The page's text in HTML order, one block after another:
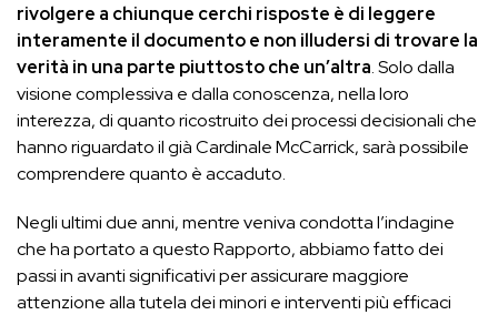
rivolgere a chiunque cerchi risposte è di leggere
interamente il documento e non illudersi di trovare la
verità in una parte piuttosto che un’altra. Solo dalla
visione complessiva e dalla conoscenza, nella loro
interezza, di quanto ricostruito dei processi decisionali che
hanno riguardato il già Cardinale McCarrick, sarà possibile
comprendere quanto è accaduto.
Negli ultimi due anni, mentre veniva condotta l’indagine
che ha portato a questo Rapporto, abbiamo fatto dei
passi in avanti significativi per assicurare maggiore
attenzione alla tutela dei minori e interventi più efficaci